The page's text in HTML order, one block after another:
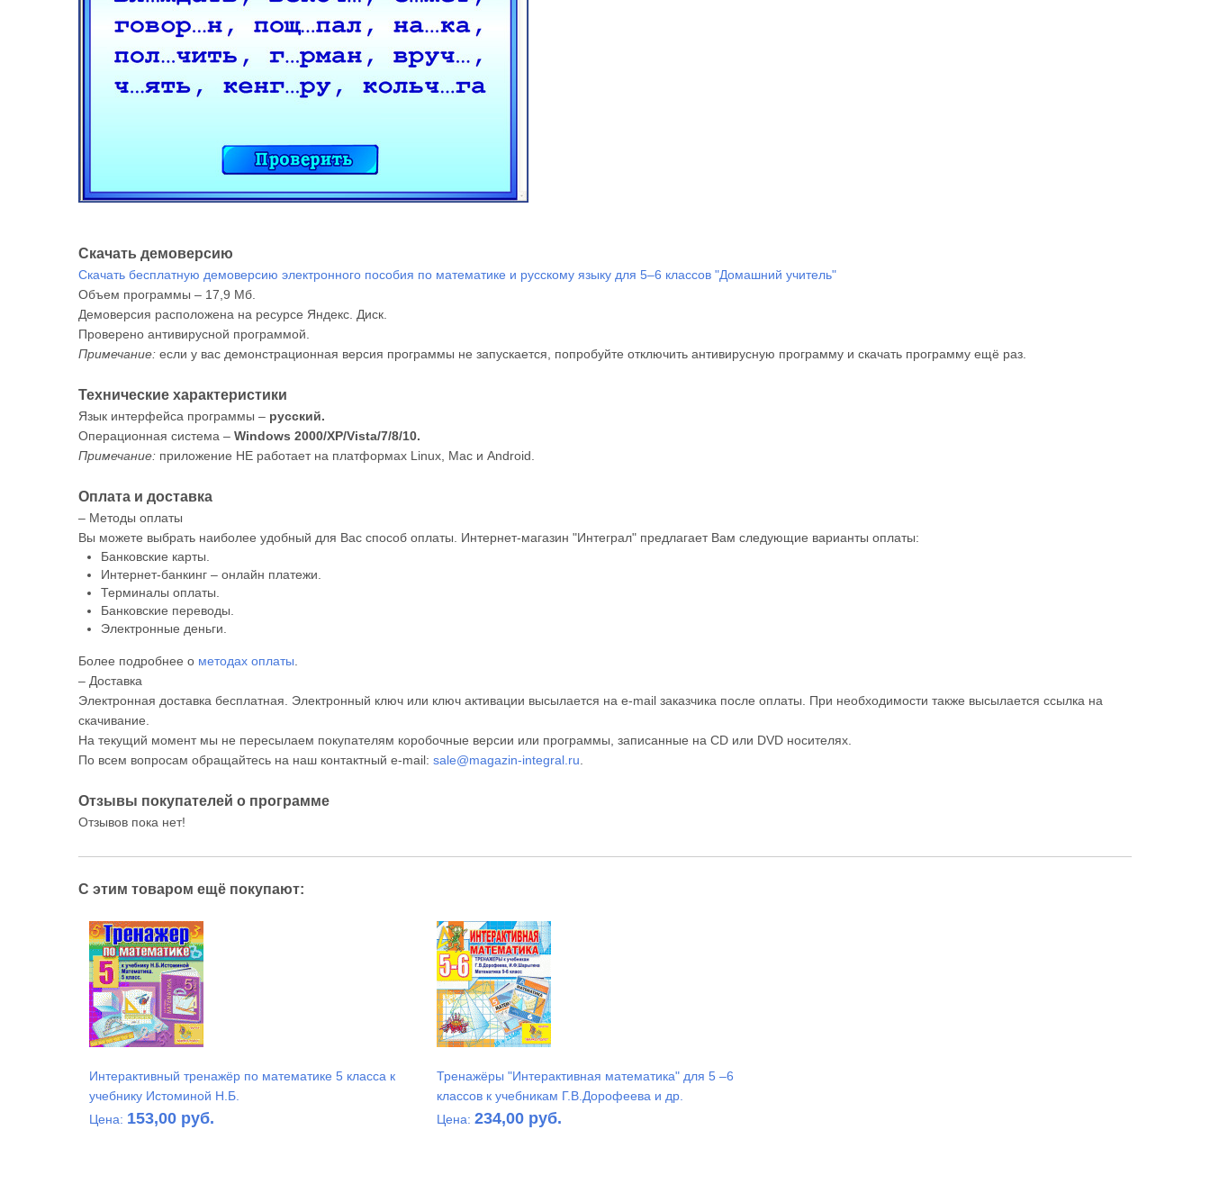
Скачать демоверсию
Скачать бесплатную демоверсию электронного пособия по математике и русскому языку для 5–6 классов "Домашний учитель"
Объем программы – 17,9 Мб.
Демоверсия расположена на ресурсе Яндекс. Диск.
Проверено антивирусной программой.
Примечание: если у вас демонстрационная версия программы не запускается, попробуйте отключить антивирусную программу и скачать программу ещё раз.
Технические характеристики
Язык интерфейса программы – русский.
Операционная система – Windows 2000/XP/Vista/7/8/10.
Примечание: приложение НЕ работает на платформах Linux, Mac и Android.
Оплата и доставка
– Методы оплаты
Вы можете выбрать наиболее удобный для Вас способ оплаты. Интернет-магазин "Интеграл" предлагает Вам следующие варианты оплаты:
Банковские карты.
Интернет-банкинг – онлайн платежи.
Терминалы оплаты.
Банковские переводы.
Электронные деньги.
Более подробнее о методах оплаты
– Доставка
Электронная доставка бесплатная. Электронный ключ или ключ активации высылается на e-mail заказчика после оплаты. При необходимости также высылается ссылка на
скачивание.
На текущий момент мы не пересылаем покупателям коробочные версии или программы, записанные на CD или DVD носителях.
По всем вопросам обращайтесь на наш контактный e-mail: sale@magazin-integral.ru
Отзывы покупателей о программе
Отзывов пока нет!
С этим товаром ещё покупают:
Интерактивный тренажёр по математике 5 класса к
учебнику Истоминой Н.Б.
Цена: 153,00 руб.
Тренажёры "Интерактивная математика" для 5 –6
классов к учебникам Г.В.Дорофеева и др.
Цена: 234,00 руб.